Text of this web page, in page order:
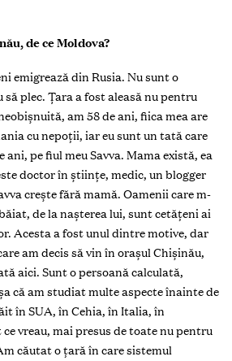
de ce Moldova?
emigrează din Rusia. Nu sunt o
să plec. Țara a fost aleasă nu pentru
am 58 de ani, fiica mea are
cu nepoții, iar eu sunt un tată care
ani, pe fiul meu Savva. Mama există, ea
doctor în științe, medic, un blogger
crește fără mamă. Oamenii care m-
de la nașterea lui, sunt cetățeni ai
Acesta a fost unul dintre motive, dar
am decis să vin în orașul Chișinău,
aici. Sunt o persoană calculată,
că am studiat multe aspecte înainte de
în SUA, în Cehia, în Italia, în
vreau, mai presus de toate nu pentru
căutat o țară în care sistemul